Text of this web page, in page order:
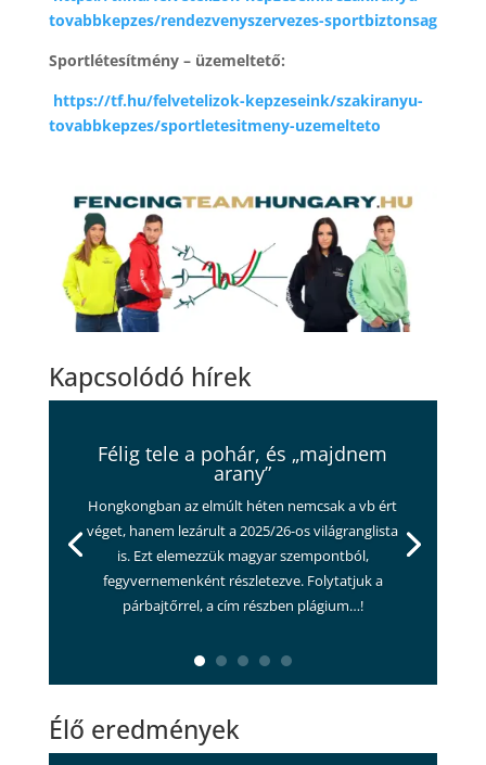
tovabbkepzes/rendezvenyszervezes-sportbiztonsag
Sportlétesítmény – üzemeltető:
https://tf.hu/felvetelizok-kepzeseink/szakiranyu-
tovabbkepzes/sportletesitmeny-uzemelteto
Kapcsolódó hírek
Félig tele a pohár, és „majdnem
arany”
Hongkongban az elmúlt héten nemcsak a vb ért
véget, hanem lezárult a 2025/26-os világranglista
is. Ezt elemezzük magyar szempontból,
fegyvernemenként részletezve. Folytatjuk a
párbajtőrrel, a cím részben plágium…!
Élő eredmények